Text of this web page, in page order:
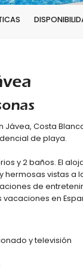
Costa
de playa.
y 2 baños. El
hermosas vistas a
de
en
y televisión